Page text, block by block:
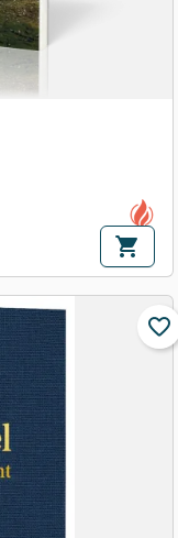
shopping_cart
favorite_border